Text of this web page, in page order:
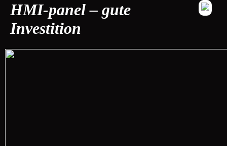
HMI-panel – gute
Investition